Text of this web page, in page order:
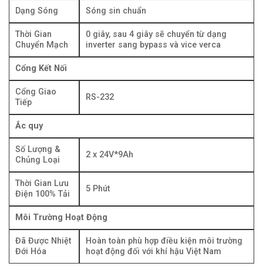
Dạng Sóng Sóng sin chuẩn
Thời Gian
Chuyển Mạch
0 giây, sau 4 giây sẽ chuyển từ dạng
inverter sang bypass và vice verca
Cổng Kết Nối
Cổng Giao
Tiếp
RS-232
Ắc quy
Số Lượng &
Chủng Loại
2 x 24V*9Ah
Thời Gian Lưu
Điện 100% Tải
5 Phút
Môi Trường Hoạt Động
Đã Được Nhiệt
Đới Hóa
Hoàn toàn phù hợp điều kiện môi trường
hoạt động đối với khí hậu Việt Nam